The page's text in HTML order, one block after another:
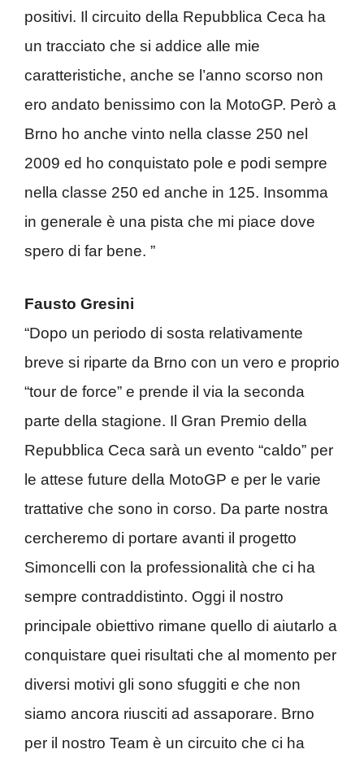
positivi. Il circuito della Repubblica Ceca ha
un tracciato che si addice alle mie
caratteristiche, anche se l’anno scorso non
ero andato benissimo con la MotoGP. Però a
Brno ho anche vinto nella classe 250 nel
2009 ed ho conquistato pole e podi sempre
nella classe 250 ed anche in 125. Insomma
in generale è una pista che mi piace dove
spero di far bene. ”
Fausto Gresini
“Dopo un periodo di sosta relativamente
breve si riparte da Brno con un vero e proprio
“tour de force” e prende il via la seconda
parte della stagione. Il Gran Premio della
Repubblica Ceca sarà un evento “caldo” per
le attese future della MotoGP e per le varie
trattative che sono in corso. Da parte nostra
cercheremo di portare avanti il progetto
Simoncelli con la professionalità che ci ha
sempre contraddistinto. Oggi il nostro
principale obiettivo rimane quello di aiutarlo a
conquistare quei risultati che al momento per
diversi motivi gli sono sfuggiti e che non
siamo ancora riusciti ad assaporare. Brno
per il nostro Team è un circuito che ci ha